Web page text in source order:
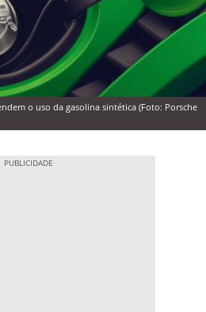
o uso da gasolina sintética (Foto: Porsche